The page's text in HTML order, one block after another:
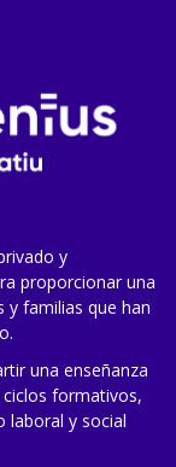
y
proporcionar una
familias que han
una enseñanza
formativos,
laboral y social